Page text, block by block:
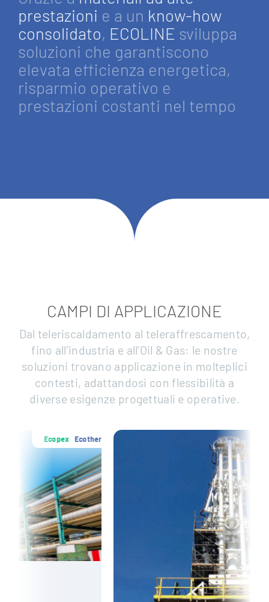
prestazioni e a un know-how
consolidato, ECOLINE sviluppa
soluzioni che garantiscono
elevata efficienza energetica,
risparmio operativo e
prestazioni costanti nel tempo
CAMPI DI APPLICAZIONE
Dal teleriscaldamento al teleraffrescamento,
fino all’industria e all’Oil & Gas: le nostre
soluzioni trovano applicazione in molteplici
contesti, adattandosi con flessibilità a
diverse esigenze progettuali e operative.
Ecopex